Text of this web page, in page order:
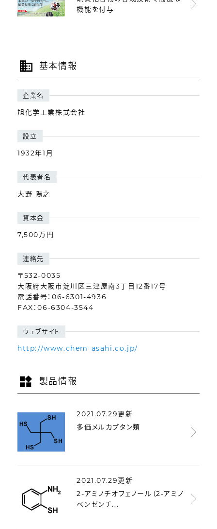
機能を付与
基本情報
企業名
旭化学工業株式会社
設立
1932年1月
代表者名
大野 陽之
資本金
7,500万円
連絡先
〒532-0035
大阪府大阪市淀川区三津屋南3丁目12番17号
電話番号：06-6301-4936
FAX：06-6304-3544
ウェブサイト
http://www.chem-asahi.co.jp/
製品情報
2021.07.29更新
多価メルカプタン類
2021.07.29更新
2-アミノチオフェノール（2-アミノ
ベンゼンチ...